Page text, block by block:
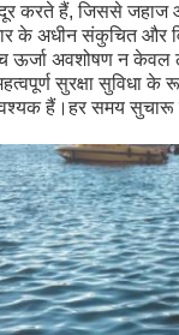
दूर करते हैं, जिससे जहाज
के अधीन संकुचित और
ऊर्जा अवशोषण न केवल
सुरक्षा सुविधा
हैं।हर समय